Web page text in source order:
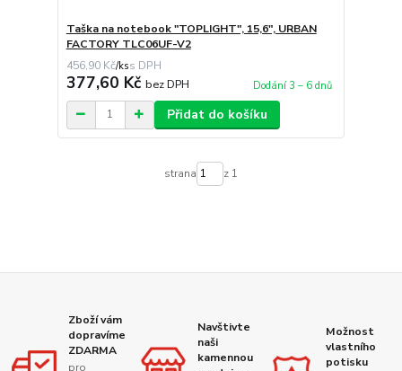
Taška na notebook "TOPLIGHT", 15,6", URBAN
FACTORY TLC06UF-V2
456,90 Kč/ks
377,60 Kč bez DPH Dodání 3 – 6 dnů
Přidat do košíku
strana z 1
Zboží vám
dopravíme
ZDARMA
pro
Navštivte
naši
kamennou
Možnost
vlastního
potisku